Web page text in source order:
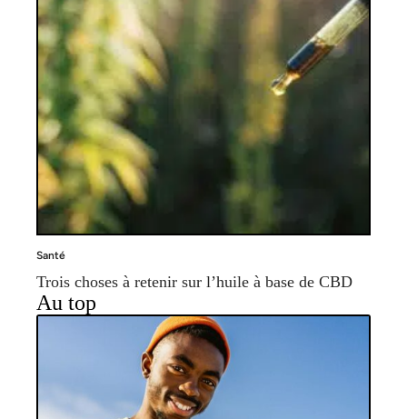
Santé
Trois choses à retenir sur l’huile à base de CBD
Au top